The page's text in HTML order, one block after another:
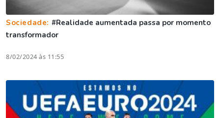
Sociedade: #Realidade aumentada passa por momento
transformador
8/02/2024 às 11:55